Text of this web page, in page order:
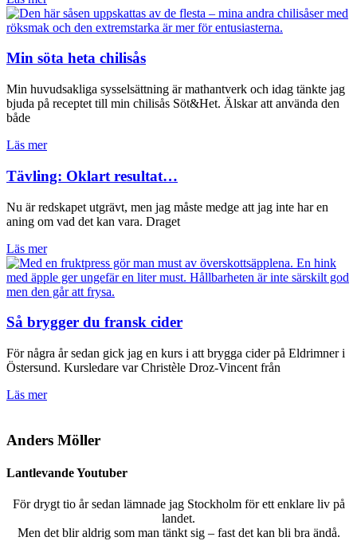
Min söta heta chilisås
Min huvudsakliga sysselsättning är mathantverk och idag tänkte jag
bjuda på receptet till min chilisås Söt&Het. Älskar att använda den
både
Läs mer
Tävling: Oklart resultat…
Nu är redskapet utgrävt, men jag måste medge att jag inte har en
aning om vad det kan vara. Draget
Läs mer
Så brygger du fransk cider
För några år sedan gick jag en kurs i att brygga cider på Eldrimner i
Östersund. Kursledare var Christèle Droz-Vincent från
Läs mer
Anders Möller
Lantlevande Youtuber
För drygt tio år sedan lämnade jag Stockholm för ett enklare liv på
landet.
Men det blir aldrig som man tänkt sig – fast det kan bli bra ändå.